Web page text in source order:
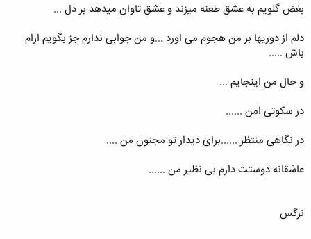
بغض گلویم به عشق طعنه میزند و عشق تاوان میدهد بر دل ...
دلم از دوریها بر من هجوم می اورد ...و من جوابی ندارم جز بگویم ارام
باش .....
و حال من اینجایم ...
در سکوتی امن ......
در نگاهی منتظر ......برای دیدار تو مجنون من ....
عاشقانه دوستت دارم بی نظیر من ......
نرگس